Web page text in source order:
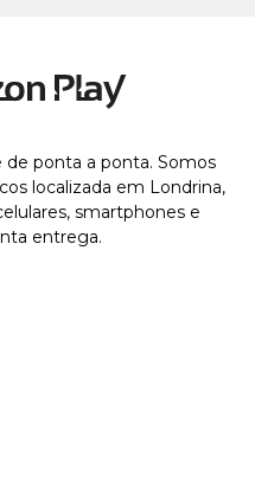
ponta a ponta. Somos
localizada em Londrina,
smartphones e
entrega.